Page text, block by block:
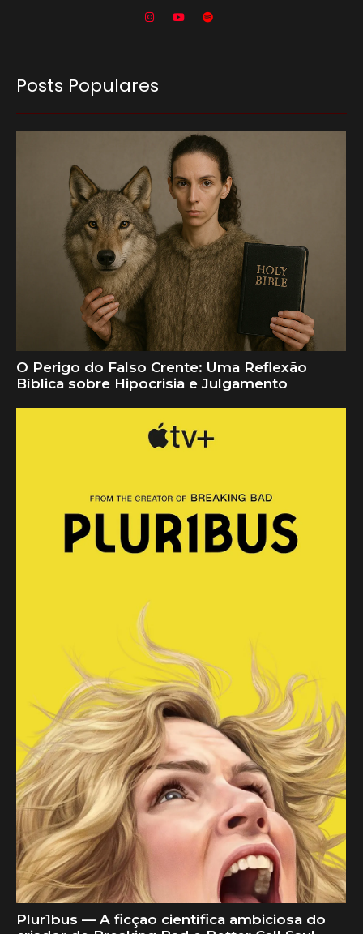
Posts Populares
O Perigo do Falso Crente: Uma Reflexão
Bíblica sobre Hipocrisia e Julgamento
Plur1bus — A ficção científica ambiciosa do